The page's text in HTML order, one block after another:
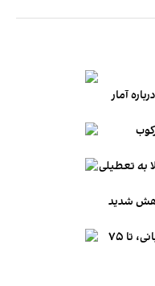
آمار
به تعطیلی
شدید
تخمین پژوهشگران: در عصر طلایی تنوع زبانی، تا ۷۵